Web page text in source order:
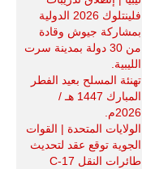
فلينتلوك 2026 الدولية
بمشاركة جيوش وقادة
من 30 دولة بمدينة سرت
الليبية.
تهنئة المسلح بعيد الفطر
المبارك 1447 هـ /
2026م.
الولايات المتحدة | القوات
الجوية توقع عقد لتحديث
طائرات النقل C-17